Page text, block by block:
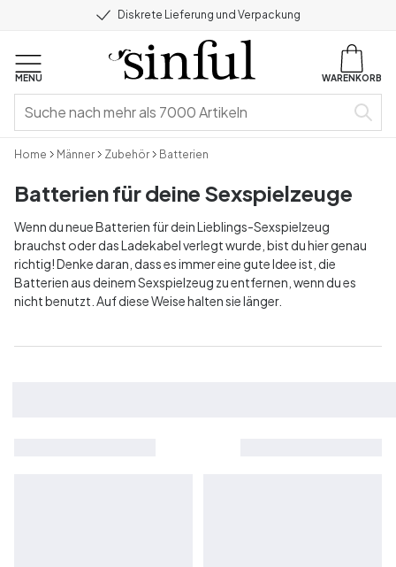
Diskrete Lieferung und Verpackung
MENU WARENKORB
Home Männer Zubehör Batterien
Batterien für deine Sexspielzeuge
Wenn du neue Batterien für dein Lieblings-Sexspielzeug
brauchst oder das Ladekabel verlegt wurde, bist du hier genau
richtig! Denke daran, dass es immer eine gute Idee ist, die
Batterien aus deinem Sexspielzeug zu entfernen, wenn du es
nicht benutzt. Auf diese Weise halten sie länger.